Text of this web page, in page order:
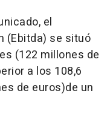
el
(Ebitda) se situó
(122 millones de
a los 108,6
de euros)de un